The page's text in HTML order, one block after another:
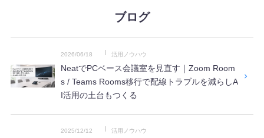
ブログ
2026/06/18 活用ノウハウ
NeatでPCベース会議室を見直す｜Zoom Room
s / Teams Rooms移行で配線トラブルを減らしA
I活用の土台もつくる
2025/12/12 活用ノウハウ